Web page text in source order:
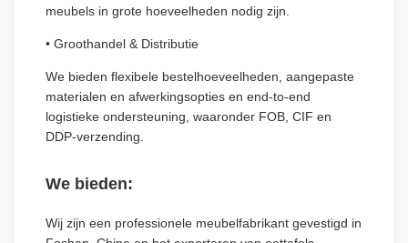
meubels in grote hoeveelheden nodig zijn.
• Groothandel & Distributie
We bieden flexibele bestelhoeveelheden, aangepaste
materialen en afwerkingsopties en end-to-end
logistieke ondersteuning, waaronder FOB, CIF en
DDP-verzending.
We bieden:
Wij zijn een professionele meubelfabrikant gevestigd in